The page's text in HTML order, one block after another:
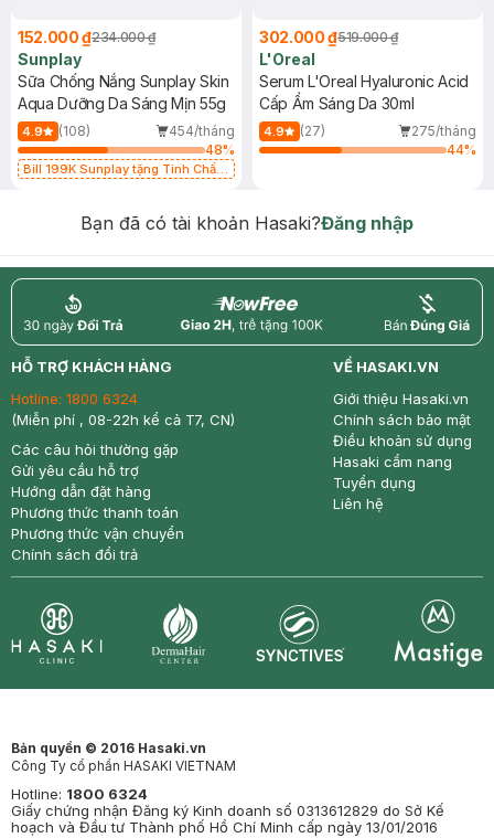
152.000 ₫234.000 ₫
Sunplay
Sữa Chống Nắng Sunplay Skin
Aqua Dưỡng Da Sáng Mịn 55g
4.9 (108)
454/tháng
48%
Bill 199K Sunplay tặng Tinh Chất
302.000 ₫519.000 ₫
L'Oreal
Serum L'Oreal Hyaluronic Acid
Cấp Ẩm Sáng Da 30ml
4.9 (27)
275/tháng
44%
Bạn đã có tài khoản Hasaki?Đăng nhập
return nowfree price
HỖ TRỢ KHÁCH HÀNG
Hotline: 1800 6324
(Miễn phí , 08-22h kể cả T7, CN)
Các câu hỏi thường gặp
Gửi yêu cầu hỗ trợ
Hướng dẫn đặt hàng
Phương thức thanh toán
Phương thức vận chuyển
Chính sách đổi trả
VỀ HASAKI.VN
Giới thiệu Hasaki.vn
Chính sách bảo mật
Điều khoản sử dụng
Hasaki cẩm nang
Tuyển dụng
Liên hệ
Bản quyền © 2016 Hasaki.vn
Công Ty cổ phần HASAKI VIETNAM
Hotline: 1800 6324
Giấy chứng nhận Đăng ký Kinh doanh số 0313612829 do Sở Kế
hoạch và Đầu tư Thành phố Hồ Chí Minh cấp ngày 13/01/2016